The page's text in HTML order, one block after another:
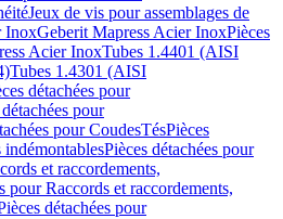
Jeux de vis pour assemblages de
InoxGeberit Mapress Acier InoxPièces
Acier InoxTubes 1.4401 (AISI
Tubes 1.4301 (AISI
détachées pour
pour
pour CoudesTésPièces
indémontablesPièces détachées pour
et raccordements,
pour Raccords et raccordements,
détachées pour